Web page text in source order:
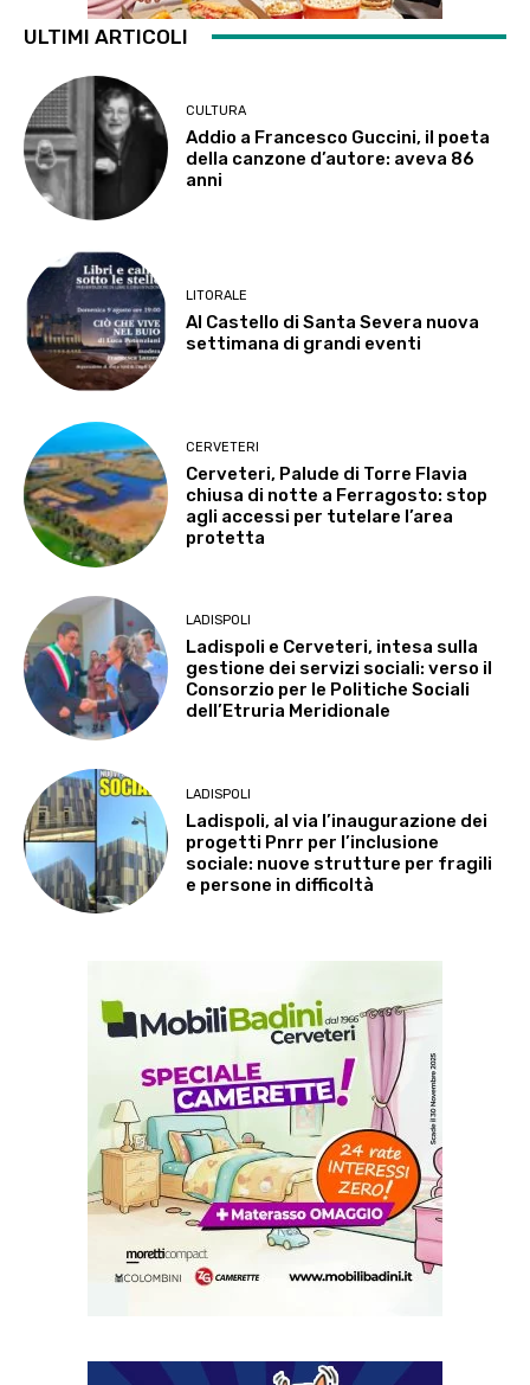
ULTIMI ARTICOLI
CULTURA
Addio a Francesco Guccini, il poeta
della canzone d’autore: aveva 86
anni
LITORALE
Al Castello di Santa Severa nuova
settimana di grandi eventi
CERVETERI
Cerveteri, Palude di Torre Flavia
chiusa di notte a Ferragosto: stop
agli accessi per tutelare l’area
protetta
LADISPOLI
Ladispoli e Cerveteri, intesa sulla
gestione dei servizi sociali: verso il
Consorzio per le Politiche Sociali
dell’Etruria Meridionale
LADISPOLI
Ladispoli, al via l’inaugurazione dei
progetti Pnrr per l’inclusione
sociale: nuove strutture per fragili
e persone in difficoltà